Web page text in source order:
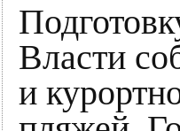
Власти
и